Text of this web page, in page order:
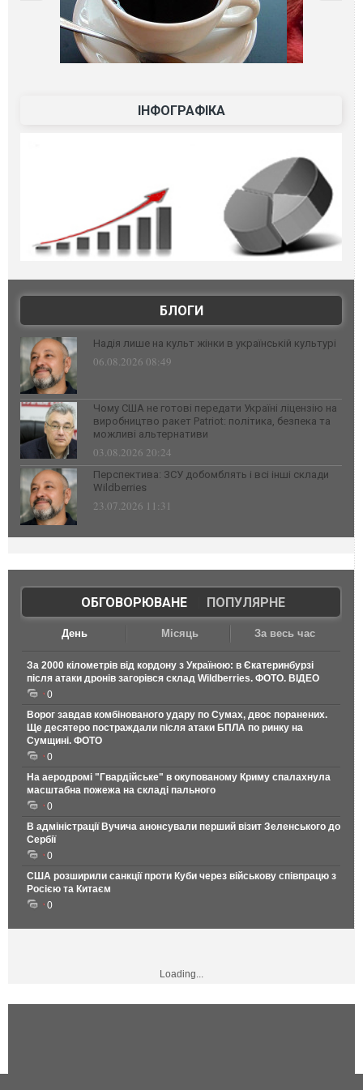
ІНФОГРАФІКА
БЛОГИ
Надія лише на культ жінки в українській культурі
06.08.2026 08:49
Чому США не готові передати Україні ліцензію на
виробництво ракет Patriot: політика, безпека та
можливі альтернативи
03.08.2026 20:24
Перспектива: ЗСУ добомблять і всі інші склади
Wildberries
23.07.2026 11:31
ОБГОВОРЮВАНЕ| ПОПУЛЯРНЕ
День Місяць За весь час
За 2000 кілометрів від кордону з Україною: в Єкатеринбурзі
після атаки дронів загорівся склад Wildberries. ФОТО. ВІДЕО
0
Ворог завдав комбінованого удару по Сумах, двоє поранених.
Ще десятеро постраждали після атаки БПЛА по ринку на
Сумщині. ФОТО
0
На аеродромі "Гвардійське" в окупованому Криму спалахнула
масштабна пожежа на складі пального
0
В адміністрації Вучича анонсували перший візит Зеленського до
Сербії
0
США розширили санкції проти Куби через військову співпрацю з
Росією та Китаєм
0
Loading...